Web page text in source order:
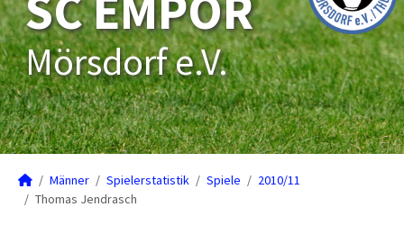
Mörsdorf e.V.
Männer Spielerstatistik Spiele
2010/11
Thomas Jendrasch